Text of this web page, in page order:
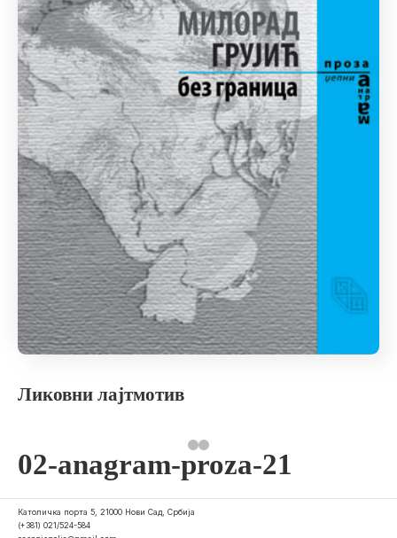
Ликовни лајтмотив
02-anagram-proza-21
Католичка порта 5, 21000 Нови Сад, Србија
(+381) 021/524-584